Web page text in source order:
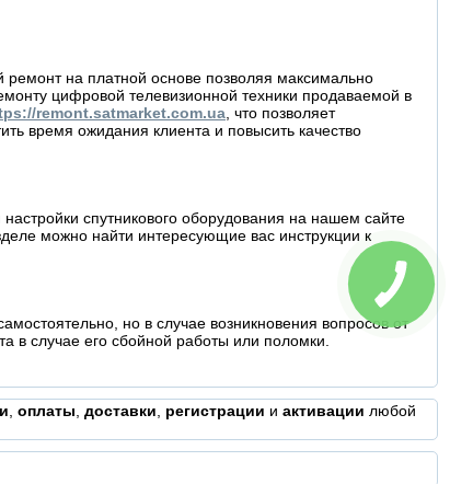
ремонт на платной основе позволяя максимально
цифровой телевизионной техники продаваемой в
remont.satmarket.com.ua , что позволяет
время ожидания клиента и повысить качество
спутникового оборудования на нашем сайте
можно найти интересующие вас инструкции к
но в случае возникновения вопросов от
в случае его сбойной работы или поломки.
оплаты доставки регистрации и активации любой
КНОПКА
СВЯЗИ